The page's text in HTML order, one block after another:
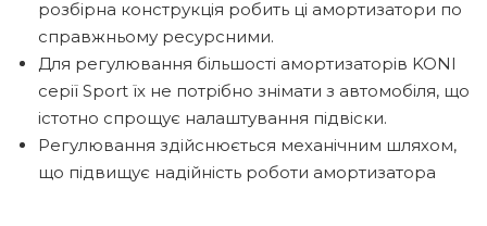
розбірна конструкція робить ці амортизатори по
справжньому ресурсними.
Для регулювання більшості амортизаторів KONI
серії Sport їх не потрібно знімати з автомобіля, що
істотно спрощує налаштування підвіски.
Регулювання здійснюється механічним шляхом,
що підвищує надійність роботи амортизатора